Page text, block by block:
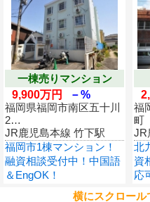
一棟売りマンション
9,900万円
－%
福岡県福岡市南区五十川
2…
JR鹿児島本線 竹下駅
福岡市1棟マンション！
融資相談受付中！中国語
＆EngOK！
福
町
JR
北
資
応